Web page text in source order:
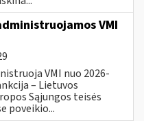
VMI
VMI nuo 2026-
– Lietuvos
Sąjungos teisės
poveikio...